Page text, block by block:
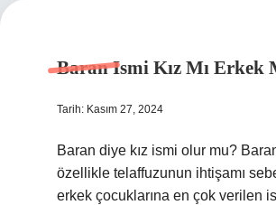
Baran Ismi Kız Mı Erkek
Tarih: Kasım 27, 2024
Baran diye kız ismi olur mu?
özellikle telaffuzunun ihtişamı
erkek çocuklarına en çok verilen